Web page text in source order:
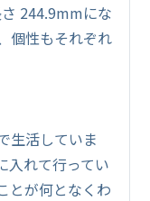
244.9mmにな
個性もそれぞれ
生活していま
入れて行ってい
とが何となくわ